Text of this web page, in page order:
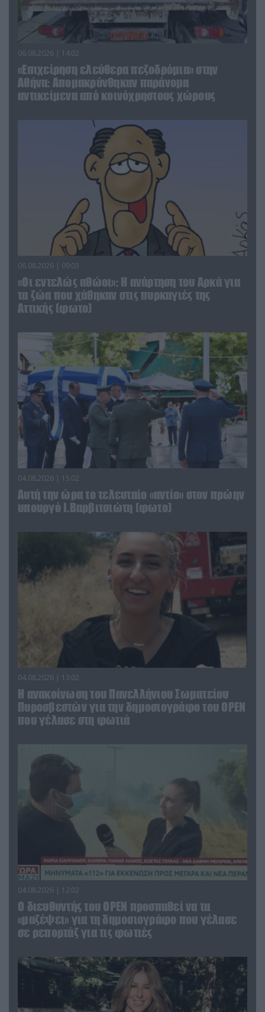
06.08.2026 | 14:02
«Επιχείρηση ελεύθερα πεζοδρόμια» στην
Αθήνα: Απομακρύνθηκαν παράνομα
αντικείμενα από κοινόχρηστους χώρους
06.08.2026 | 09:03
«Οι εντελώς αθώοι»: Η ανάρτηση του Αρκά για
τα ζώα που χάθηκαν στις πυρκαγιές της
Αττικής (φωτο)
04.08.2026 | 15:02
Αυτή την ώρα το τελευταίο «αντίο» στον πρώην
υπουργό Ι.Βαρβιτσιώτη (φωτο)
04.08.2026 | 13:02
Η ανακοίνωση του Πανελλήνιου Σωματείου
Πυροσβεστών για την δημοσιογράφο του OPEN
που γέλασε στη φωτιά
04.08.2026 | 12:02
O διευθυντής του OPEN προσπαθεί να τα
«μαζέψει» για τη δημοσιογράφο που γέλασε
σε ρεπορτάζ για τις φωτιές